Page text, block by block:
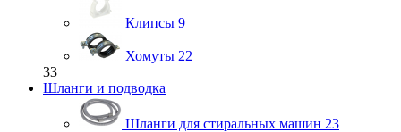
Клипсы 9
Хомуты 22
33
Шланги и подводка
Шланги для стиральных машин 23